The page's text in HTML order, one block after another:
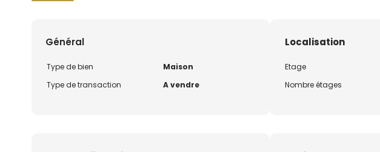
Général
Type de bien
Maison
Type de transaction
A vendre
Localisation
Etage
Nombre étages